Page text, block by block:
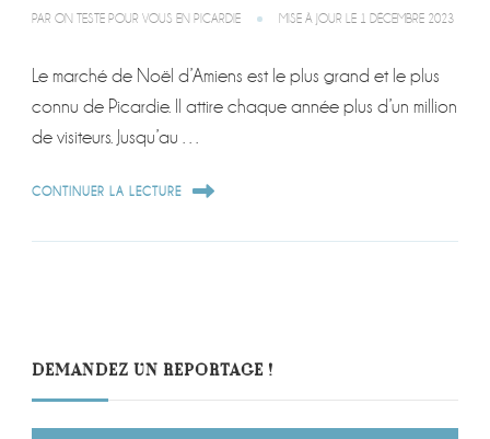
PAR ON TESTE POUR VOUS EN PICARDIE MISE À JOUR LE 1 DÉCEMBRE 2023
Le marché de Noël d’Amiens est le plus grand et le plus
connu de Picardie. Il attire chaque année plus d’un million
de visiteurs. Jusqu’au …
CONTINUER LA LECTURE
DEMANDEZ UN REPORTAGE !